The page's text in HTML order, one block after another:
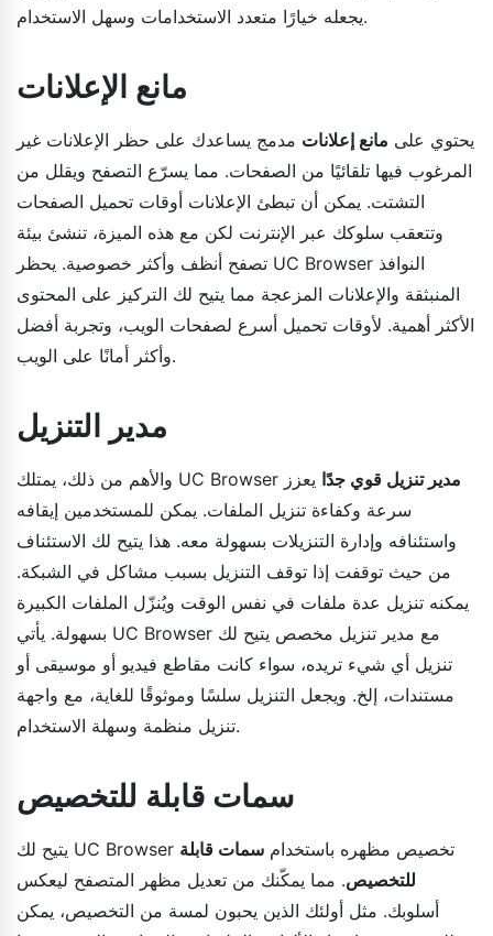
يجعله خيارًا متعدد الاستخدامات وسهل الاستخدام.
مانع الإعلانات
يحتوي على مانع إعلانات مدمج يساعدك على حظر الإعلانات غير
المرغوب فيها تلقائيًا من الصفحات. مما يسرّع التصفح ويقلل من
التشتت. يمكن أن تبطئ الإعلانات أوقات تحميل الصفحات
وتتعقب سلوكك عبر الإنترنت لكن مع هذه الميزة، تنشئ بيئة
تصفح أنظف وأكثر خصوصية. يحظر UC Browser النوافذ
المنبثقة والإعلانات المزعجة مما يتيح لك التركيز على المحتوى
الأكثر أهمية. لأوقات تحميل أسرع لصفحات الويب، وتجربة أفضل
وأكثر أمانًا على الويب.
مدير التنزيل
والأهم من ذلك، يمتلك UC Browser مدير تنزيل قوي جدًا يعزز
سرعة وكفاءة تنزيل الملفات. يمكن للمستخدمين إيقافه
واستئنافه وإدارة التنزيلات بسهولة معه. هذا يتيح لك الاستئناف
من حيث توقفت إذا توقف التنزيل بسبب مشاكل في الشبكة.
يمكنه تنزيل عدة ملفات في نفس الوقت ويُنزّل الملفات الكبيرة
بسهولة. يأتي UC Browser مع مدير تنزيل مخصص يتيح لك
تنزيل أي شيء تريده، سواء كانت مقاطع فيديو أو موسيقى أو
مستندات، إلخ. ويجعل التنزيل سلسًا وموثوقًا للغاية، مع واجهة
تنزيل منظمة وسهلة الاستخدام.
سمات قابلة للتخصيص
يتيح لك UC Browser تخصيص مظهره باستخدام سمات قابلة
للتخصيص. مما يمكّنك من تعديل مظهر المتصفح ليعكس
أسلوبك. مثل أولئك الذين يحبون لمسة من التخصيص، يمكن